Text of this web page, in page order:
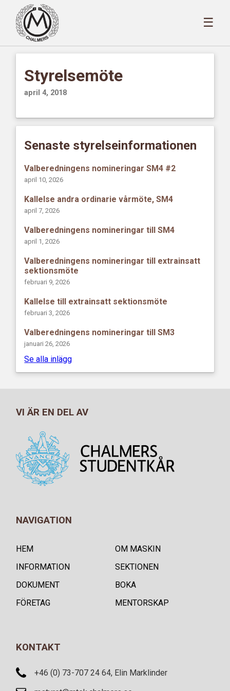
☰
Styrelsemöte
april 4, 2018
Senaste styrelseinformationen
Valberedningens nomineringar SM4 #2
april 10, 2026
Kallelse andra ordinarie vårmöte, SM4
april 7, 2026
Valberedningens nomineringar till SM4
april 1, 2026
Valberedningens nomineringar till extrainsatt
sektionsmöte
februari 9, 2026
Kallelse till extrainsatt sektionsmöte
februari 3, 2026
Valberedningens nomineringar till SM3
januari 26, 2026
Se alla inlägg
VI ÄR EN DEL AV
NAVIGATION
HEM
OM MASKIN
INFORMATION
SEKTIONEN
DOKUMENT
BOKA
FÖRETAG
MENTORSKAP
KONTAKT
+46 (0) 73-707 24 64, Elin Marklinder